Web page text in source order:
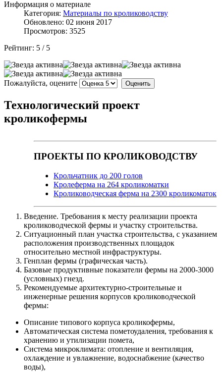
Информация о материале
Категория: Материалы по кролиководству
Обновлено: 02 июня 2017
Просмотров: 3525
Рейтинг: 5 / 5
Пожалуйста, оцените
Технологический проект
кроликофермы
ПРОЕКТЫ ПО КРОЛИКОВОДСТВУ
Крольчатник до 200 голов
Кролеферма на 264 кроликоматки
Кролиководческая ферма на 2300 кроликоматок
Введение. Требования к месту реализации проекта
кролиководческой фермы и участку строительства.
Ситуационный план участка строительства, с указанием
расположения производственных площадок
относительно местной инфраструктуры.
Генплан фермы (графическая часть).
Базовые продуктивные показатели фермы на 2000-3000
(условных) гнезд.
Рекомендуемые архитектурно-строительные и
инженерные решения корпусов кролиководческой
фермы:
Описание типового корпуса кроликофермы,
Автоматическая система пометоудаления, требования к
хранению и утилизации помета,
Система микроклимата: отопление и вентиляция,
охлаждение и увлажнение, водоснабжение (качество
воды),